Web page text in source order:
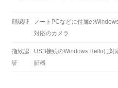
顔認証
ノートPCなどに付属の
対応のカメラ
指紋認
証
USB接続のWindows Helloに対
証器